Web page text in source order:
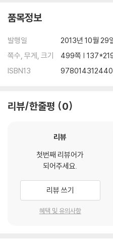
품목정보
발행일
2013년 10월 29
쪽수, 무게, 크기
499쪽 |
ISBN13
리뷰/한줄평 0
리뷰
첫번째 리뷰어가
되어주세요.
리뷰 쓰기
혜택 및 유의사항